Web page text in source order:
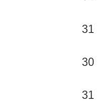
31
30
31